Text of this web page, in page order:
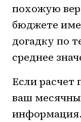
похожую
бюджете
догадку по
среднее
Если расчет
ваш